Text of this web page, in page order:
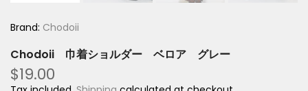
Brand: Chodoii
Chodoii 巾着ショルダー ベロア グレー
$19.00